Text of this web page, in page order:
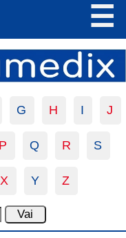
☰
G H I J
P Q R S
X Y Z